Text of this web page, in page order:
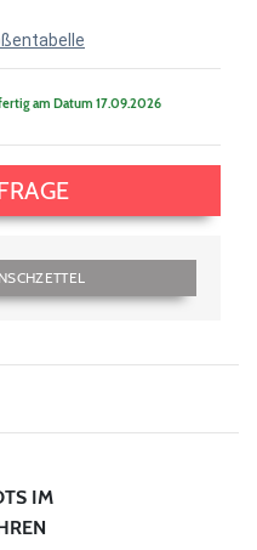
am Datum 17.09.2026
IM